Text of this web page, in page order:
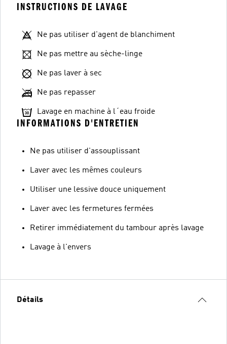
INSTRUCTIONS DE LAVAGE
Ne pas utiliser d'agent de blanchiment
Ne pas mettre au sèche-linge
Ne pas laver à sec
Ne pas repasser
Lavage en machine à l´eau froide
INFORMATIONS D'ENTRETIEN
Ne pas utiliser d'assouplissant
Laver avec les mêmes couleurs
Utiliser une lessive douce uniquement
Laver avec les fermetures fermées
Retirer immédiatement du tambour après lavage
Lavage à l'envers
Détails